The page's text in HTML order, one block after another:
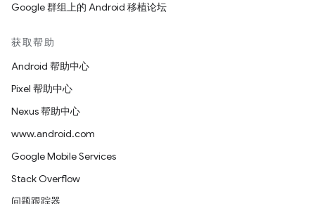
Google 群组上的 Android 移植论坛
获取帮助
Android 帮助中心
Pixel 帮助中心
Nexus 帮助中心
www.android.com
Google Mobile Services
Stack Overflow
问题跟踪器